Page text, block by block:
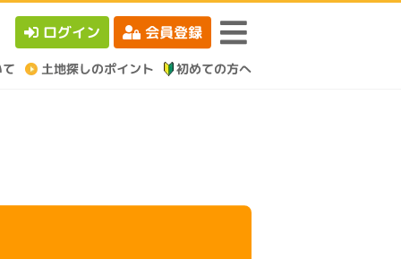
ログイン 会員登録